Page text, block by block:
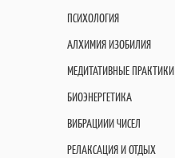
ПСИХОЛОГИЯ
АЛХИМИЯ ИЗОБИЛИЯ
МЕДИТАТИВНЫЕ ПРАКТИКИ
БИОЭНЕРГЕТИКА
ВИБРАЦИИИ ЧИСЕЛ
РЕЛАКСАЦИЯ И ОТДЫХ